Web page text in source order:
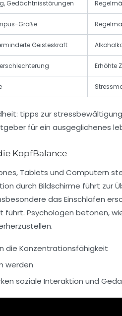
Gedächtnisstörungen
Größe
Geisteskraft
Erhöhte
KopfBalance
Tablets und Computern
durch Bildschirme führt zur
das Einschlafen
Psychologen betonen,
die Konzentrationsfähigkeit
werden
soziale Interaktion und